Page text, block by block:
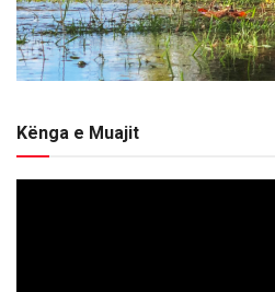
Kënga e Muajit